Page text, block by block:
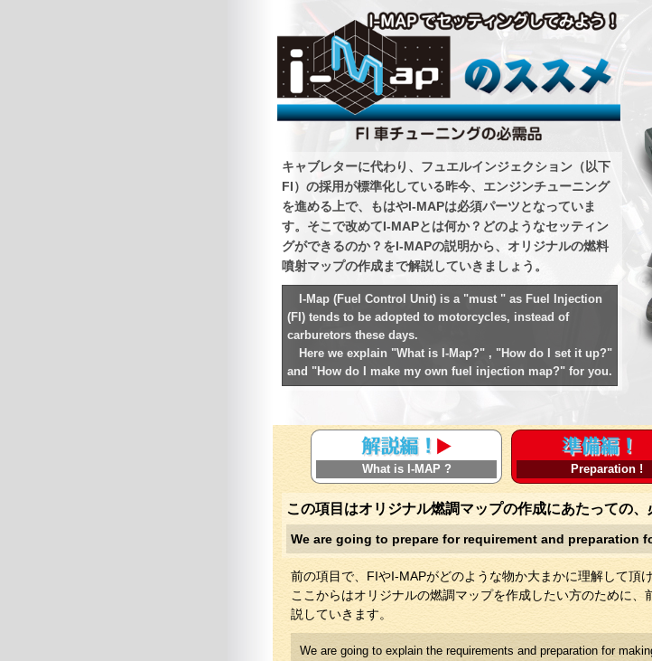
What is I-MAP ? Preparation !
この項目はオリジナル燃調マップの作成にあたっての、
We are going to prepare for requirement and preparation
前の項目で、FIやI-MAPがどのような物か大まかに理解して頂
ここからはオリジナルの燃調マップを作成したい方のために
説していきます。
We are going to explain the requirements and preparation for